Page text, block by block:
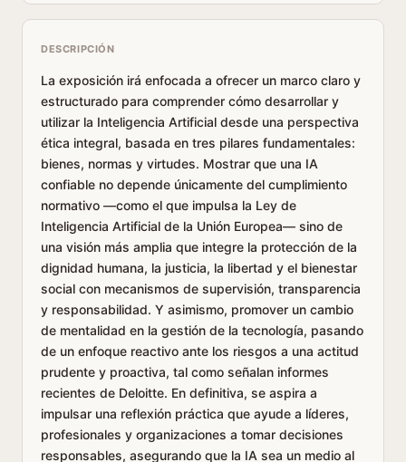
DESCRIPCIÓN
La exposición irá enfocada a ofrecer un marco claro y
estructurado para comprender cómo desarrollar y
utilizar la Inteligencia Artificial desde una perspectiva
ética integral, basada en tres pilares fundamentales:
bienes, normas y virtudes. Mostrar que una IA
confiable no depende únicamente del cumplimiento
normativo —como el que impulsa la Ley de
Inteligencia Artificial de la Unión Europea— sino de
una visión más amplia que integre la protección de la
dignidad humana, la justicia, la libertad y el bienestar
social con mecanismos de supervisión, transparencia
y responsabilidad. Y asimismo, promover un cambio
de mentalidad en la gestión de la tecnología, pasando
de un enfoque reactivo ante los riesgos a una actitud
prudente y proactiva, tal como señalan informes
recientes de Deloitte. En definitiva, se aspira a
impulsar una reflexión práctica que ayude a líderes,
profesionales y organizaciones a tomar decisiones
responsables, asegurando que la IA sea un medio al